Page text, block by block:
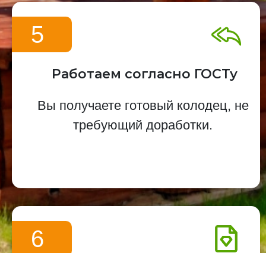
5
Работаем согласно ГОСТу
Вы получаете готовый колодец, не
требующий доработки.
6